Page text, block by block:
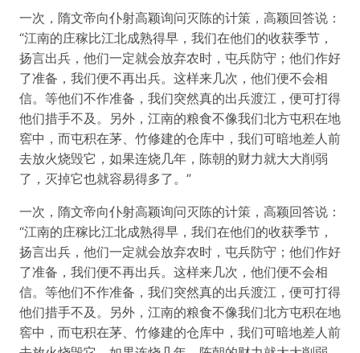
一次，隋文帝向仆射高颖询问灭陈的计策，高颖回答说：
“江南的庄稼比江北成熟得早，我们在他们的收获季节，
扬言出兵，他们一定就会放弃农时，屯兵防守；他们作好
了准备，我们便不再出兵。这样来几次，他们便不会相
信。等他们不作准备，我们突然真的出兵渡江，便可打得
他们措手不及。另外，江南的粮食不像我们北方屯积在地
窖中，而屯积在茅、竹修建的仓库中，我们可暗地差人前
去放火烧毁它，如果连烧几年，陈朝的财力就大大削弱
了，灭掉它也就容易得多了。”
一次，隋文帝向仆射高颖询问灭陈的计策，高颖回答说：
“江南的庄稼比江北成熟得早，我们在他们的收获季节，
扬言出兵，他们一定就会放弃农时，屯兵防守；他们作好
了准备，我们便不再出兵。这样来几次，他们便不会相
信。等他们不作准备，我们突然真的出兵渡江，便可打得
他们措手不及。另外，江南的粮食不像我们北方屯积在地
窖中，而屯积在茅、竹修建的仓库中，我们可暗地差人前